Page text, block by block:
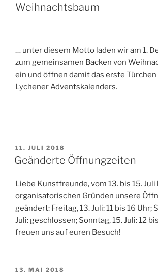
Weihnachtsbaum
… unter diesem Motto laden wir am 1.
zum gemeinsamen Backen von
ein und öffnen damit das erste Türchen
Lychener Adventskalenders.
VERÖFFENTLICHT
AM
11. JULI 2018
Geänderte Öffnungzeiten
Liebe Kunstfreunde, vom 13. bis 15. Juli
organisatorischen Gründen unsere
geändert: Freitag, 13. Juli: 11 bis 16 Uhr;
Juli: geschlossen; Sonntag, 15. Juli: 12
freuen uns auf euren Besuch!
VERÖFFENTLICHT
13. MAI 2018